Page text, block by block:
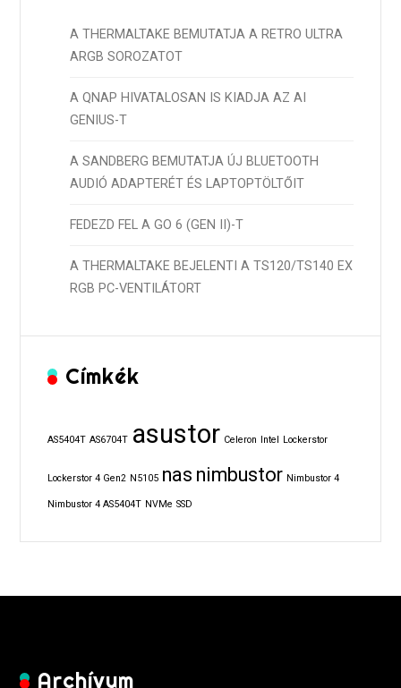
A THERMALTAKE BEMUTATJA A RETRO ULTRA
ARGB SOROZATOT
A QNAP HIVATALOSAN IS KIADJA AZ AI
GENIUS-T
A SANDBERG BEMUTATJA ÚJ BLUETOOTH
AUDIÓ ADAPTERÉT ÉS LAPTOPTÖLTŐIT
FEDEZD FEL A GO 6 (GEN II)-T
A THERMALTAKE BEJELENTI A TS120/TS140 EX
RGB PC-VENTILÁTORT
Címkék
AS5404T AS6704T asustor Celeron Intel Lockerstor
Lockerstor 4 Gen2 N5105 nas nimbustor Nimbustor 4
Nimbustor 4 AS5404T NVMe SSD
Archívum